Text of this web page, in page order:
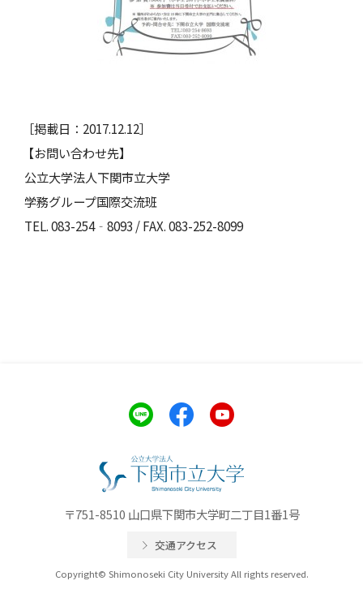
［掲載日：2017.12.12］
【お問い合わせ先】
公立大学法人下関市立大学
学務グループ国際交流班
TEL. 083-254‐8093 / FAX. 083-252-8099
〒751-8510 山口県下関市大学町二丁目1番1号
交通アクセス
Copyright© Shimonoseki City University All rights reserved.